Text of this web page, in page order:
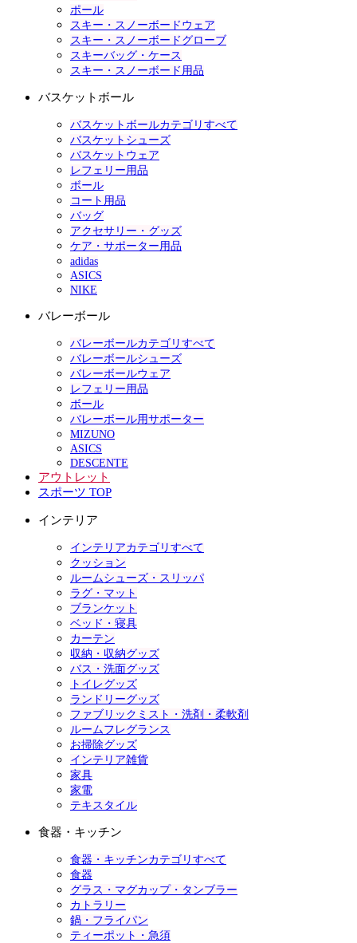
ポール
スキー・スノーボードウェア
スキー・スノーボードグローブ
スキーバッグ・ケース
スキー・スノーボード用品
バスケットボール
バスケットボールカテゴリすべて
バスケットシューズ
バスケットウェア
レフェリー用品
ボール
コート用品
バッグ
アクセサリー・グッズ
ケア・サポーター用品
adidas
ASICS
NIKE
バレーボール
バレーボールカテゴリすべて
バレーボールシューズ
バレーボールウェア
レフェリー用品
ボール
バレーボール用サポーター
MIZUNO
ASICS
DESCENTE
アウトレット
スポーツ TOP
インテリア
インテリアカテゴリすべて
クッション
ルームシューズ・スリッパ
ラグ・マット
ブランケット
ベッド・寝具
カーテン
収納・収納グッズ
バス・洗面グッズ
トイレグッズ
ランドリーグッズ
ファブリックミスト・洗剤・柔軟剤
ルームフレグランス
お掃除グッズ
インテリア雑貨
家具
家電
テキスタイル
食器・キッチン
食器・キッチンカテゴリすべて
食器
グラス・マグカップ・タンブラー
カトラリー
鍋・フライパン
ティーポット・急須